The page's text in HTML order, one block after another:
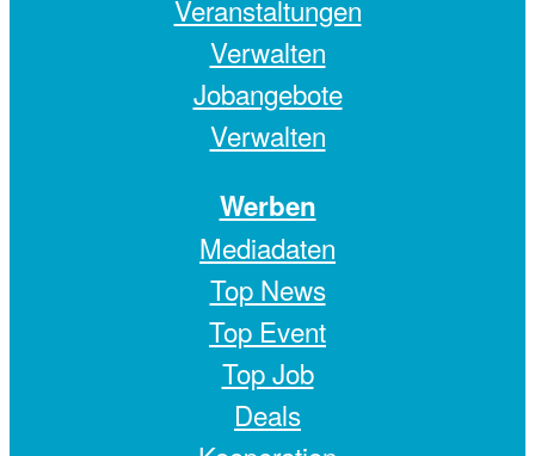
Veranstaltungen
Verwalten
Jobangebote
Verwalten
Werben
Mediadaten
Top News
Top Event
Top Job
Deals